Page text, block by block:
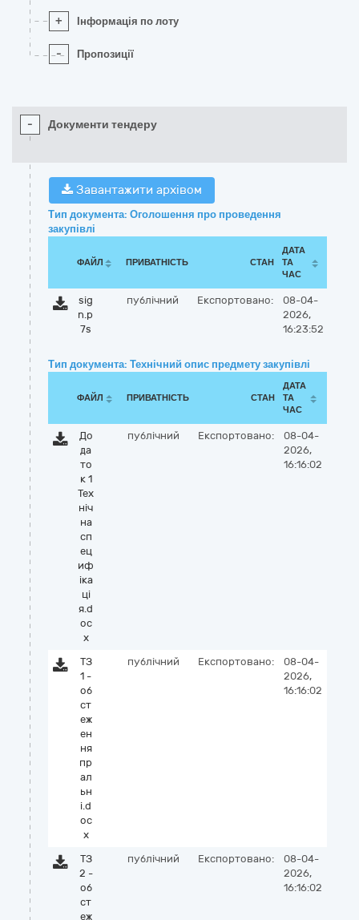
+ Інформація по лоту
- Пропозиції
- Документи тендеру
Завантажити архівом
Тип документа: Оголошення про проведення
закупівлі
ФАЙЛ ПРИВАТНІСТЬ СТАН
ДАТА
ТА
ЧАС
sig
n.p
7s
публічний Експортовано:
08-04-
2026,
16:23:52
Тип документа: Технічний опис предмету закупівлі
ФАЙЛ ПРИВАТНІСТЬ СТАН
ДАТА
ТА
ЧАС
До
да
то
к 1
Тех
ніч
на
сп
ец
иф
іка
ці
я.d
oc
x
публічний Експортовано:
08-04-
2026,
16:16:02
ТЗ
1 -
об
ст
еж
ен
ня
пр
ал
ьн
і.d
oc
x
публічний Експортовано:
08-04-
2026,
16:16:02
ТЗ
2 -
об
ст
еж
публічний Експортовано:
08-04-
2026,
16:16:02